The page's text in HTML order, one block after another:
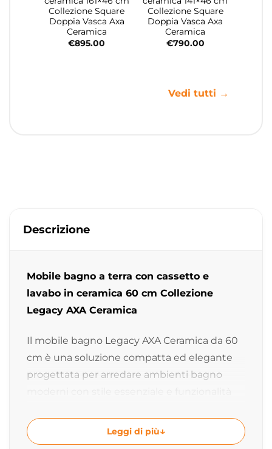
Collezione Square
Doppia Vasca Axa
Ceramica
€895.00
Collezione Square
Doppia Vasca Axa
Ceramica
€790.00
Vedi tutti →
Descrizione
Mobile bagno a terra con cassetto e
lavabo in ceramica 60 cm Collezione
Legacy AXA Ceramica
Il mobile bagno Legacy AXA Ceramica da 60
cm è una soluzione compatta ed elegante
progettata per arredare ambienti bagno
ceramica, la struttura in acciaio inox Nero
Matt e il pratico cassetto in legno laccato
Leggi di più